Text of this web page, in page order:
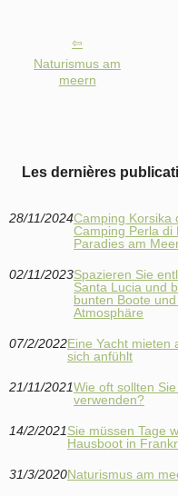
Naturismus am
meern
Les dernières
28/11/2024Camping Korsika
Camping Perla di
Paradies am
02/11/2023Spazieren Sie
Santa Lucia und
bunten Boote
Atmosphäre
07/2/2022Eine Yacht mieten
sich anfühlt
21/11/2021Wie oft sollten
verwenden?
14/2/2021Sie müssen Tage
Hausboot in
31/3/2020Naturismus am